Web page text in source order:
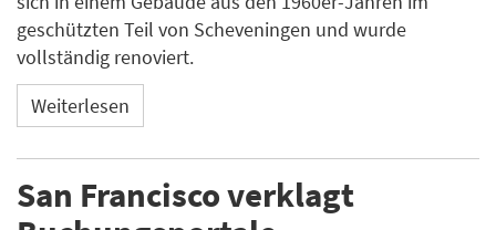
geschützten Teil von Scheveningen und wurde
vollständig renoviert.
Weiterlesen
San Francisco verklagt